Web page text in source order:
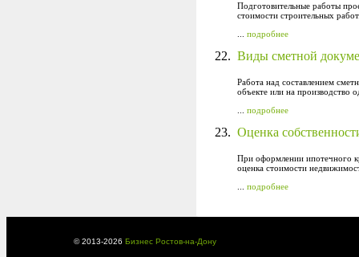
Подготовительные работы
стоимости строительных
подробнее
22. Виды сметной
Работа над составлением
объекте или на производство
подробнее
23. Оценка
При оформлении ипотечного
оценка стоимости
подробнее
© 2013-2026 Бизнес Ростов-на-Дону